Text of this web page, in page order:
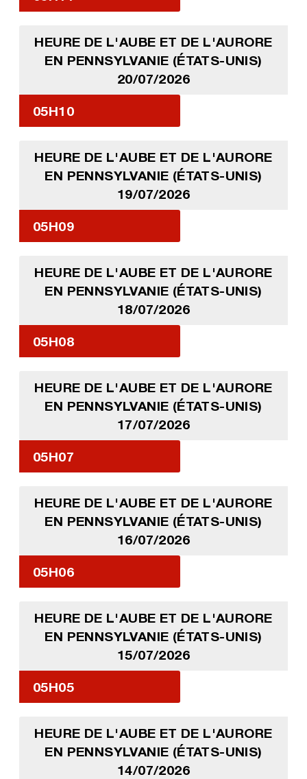
HEURE DE L'AUBE ET DE L'AURORE
EN PENNSYLVANIE (ÉTATS-UNIS)
20/07/2026
05H10
HEURE DE L'AUBE ET DE L'AURORE
EN PENNSYLVANIE (ÉTATS-UNIS)
19/07/2026
05H09
HEURE DE L'AUBE ET DE L'AURORE
EN PENNSYLVANIE (ÉTATS-UNIS)
18/07/2026
05H08
HEURE DE L'AUBE ET DE L'AURORE
EN PENNSYLVANIE (ÉTATS-UNIS)
17/07/2026
05H07
HEURE DE L'AUBE ET DE L'AURORE
EN PENNSYLVANIE (ÉTATS-UNIS)
16/07/2026
05H06
HEURE DE L'AUBE ET DE L'AURORE
EN PENNSYLVANIE (ÉTATS-UNIS)
15/07/2026
05H05
HEURE DE L'AUBE ET DE L'AURORE
EN PENNSYLVANIE (ÉTATS-UNIS)
14/07/2026